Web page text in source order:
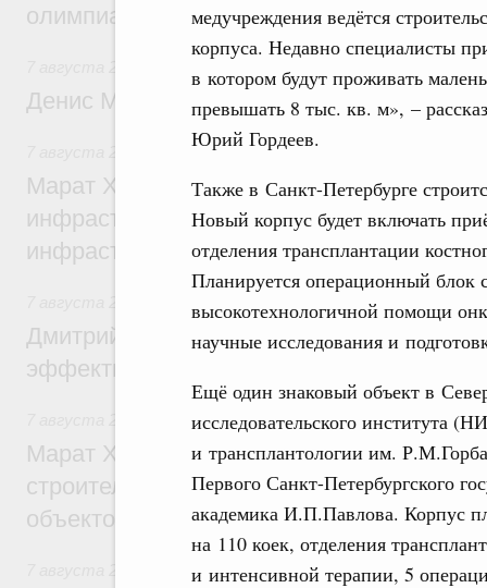
медучреждения ведётся
корпуса. Недавно специалисты
в котором будут проживать
превышать 8 тыс. кв. м», –
Юрий Гордеев.
Также в Санкт-Петербурге
Новый корпус будет включать
отделения трансплантации
Планируется операционный блок
высокотехнологичной помощи
научные исследования и
Ещё один знаковый объект в
исследовательского института
и трансплантологии им.
Первого Санкт-Петербургского
академика И.П.Павлова. Корпус
на 110 коек, отделения
и интенсивной терапии, 5
олимпиаде по искусственному
Денис Мантуров посетил Ярославскую
Бюджеты субъектов Федерации.
Марат Хуснуллин: 15 объектов
инфраструктуры построили и обновили
инфраструктурным кредитам
Развитие сельских территорий
Дмитрий Патрушев: Синхронизация
эффективность поддержки сельских
Экономика городов. Городская среда
Марат Хуснуллин: «Единый заказчик»
строительство и реконструкцию более
объектов
Чрезвычайные ситуации и ликвидация их